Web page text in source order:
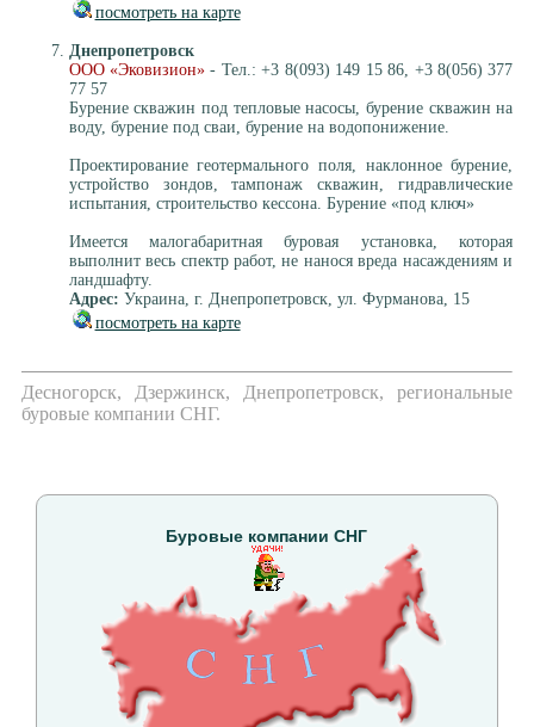
посмотреть на карте
Днепропетровск
ООО «Эковизион» - Тел.: +3 8(093) 149 15 86, +3 8(056) 377
77 57
Бурение скважин под тепловые насосы, бурение скважин на
воду, бурение под сваи, бурение на водопонижение.
Проектирование геотермального поля, наклонное бурение,
устройство зондов, тампонаж скважин, гидравлические
испытания, строительство кессона. Бурение «под ключ»
Имеется малогабаритная буровая установка, которая
выполнит весь спектр работ, не нанося вреда насаждениям и
ландшафту.
Адрес: Украина, г. Днепропетровск, ул. Фурманова, 15
посмотреть на карте
Десногорск, Дзержинск, Днепропетровск, региональные
буровые компании СНГ.
Буровые компании СНГ